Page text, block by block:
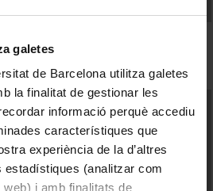
galetes
de Barcelona utilitza galetes
la finalitat de gestionar les
informació perquè accediu
característiques que
experiència de la d’altres
estadístiques (analitzar com
i amb finalitats de
i la seva influència en l’entrada